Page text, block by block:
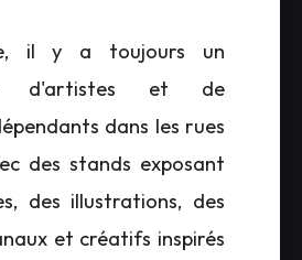
il y a toujours un
d'artistes et de
dans les rues
des stands exposant
des illustrations, des
et créatifs inspirés